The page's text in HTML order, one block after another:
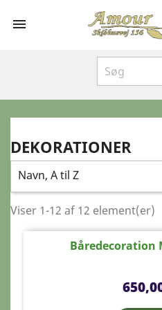

DEKORATIONER
Navn, A til Z
Viser 1-12 af 12 element(er)
Båredecoration
Pris